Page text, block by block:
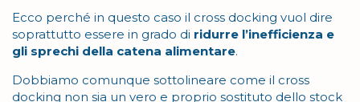
Ecco perché in questo caso il cross docking vuol dire
soprattutto essere in grado di ridurre l’inefficienza e
gli sprechi della catena alimentare.
Dobbiamo comunque sottolineare come il cross
docking non sia un vero e proprio sostituto dello stock